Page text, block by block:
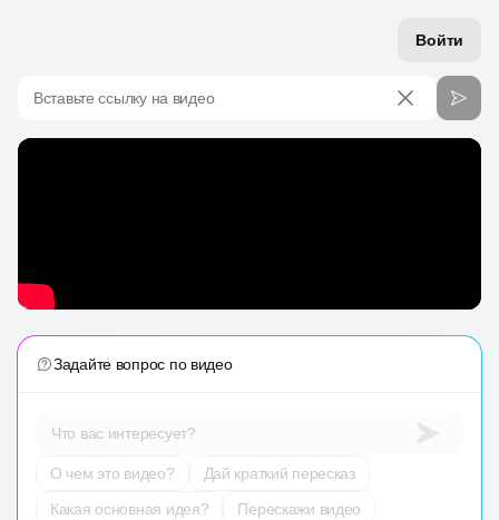
Войти
Вставьте ссылку на видео
Задайте вопрос по видео
Что вас интересует?
О чем это видео?
Дай краткий пересказ
Какая основная идея?
Перескажи видео